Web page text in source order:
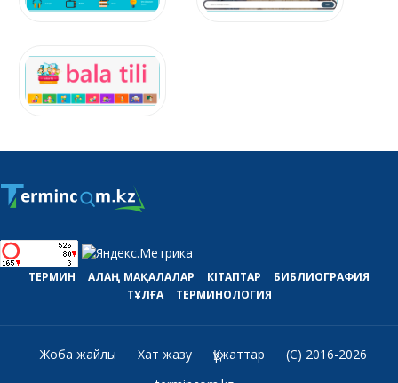
ТЕРМИН АЛАҢ МАҚАЛАЛАР КІТАПТАР
БИБЛИОГРАФИЯ
ТҰЛҒА
ТЕРМИНОЛОГИЯ
Жоба жайлы Хат жазу Құжаттар
(C) 2016-2026